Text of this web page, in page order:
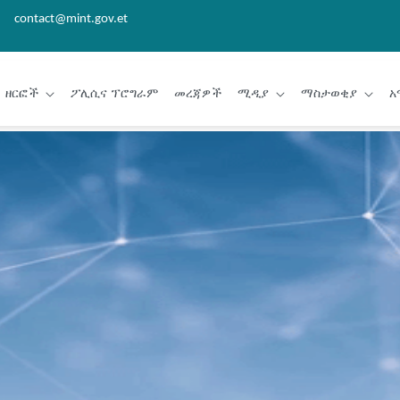
contact@mint.gov.et
ዘርፎች ፖሊሲና ፕሮግራም መረጃዎች ሚዲያ ማስታወቂያ